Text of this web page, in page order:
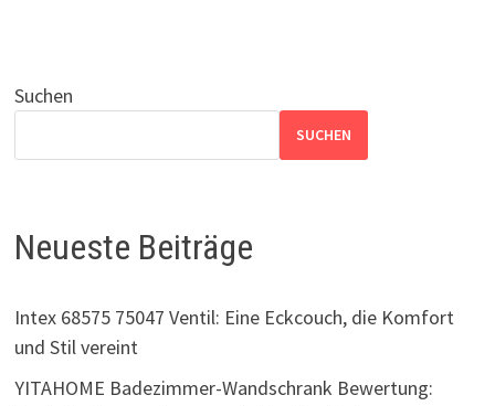
Suchen
SUCHEN
Neueste Beiträge
Intex 68575 75047 Ventil: Eine Eckcouch, die Komfort
und Stil vereint
YITAHOME Badezimmer-Wandschrank Bewertung: